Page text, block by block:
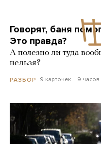
Говорят, баня
Это правда?
А полезно ли туда
нельзя?
РАЗБОР 9 карточек 9 часов